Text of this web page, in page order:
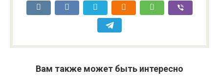
Вам также может быть интересно